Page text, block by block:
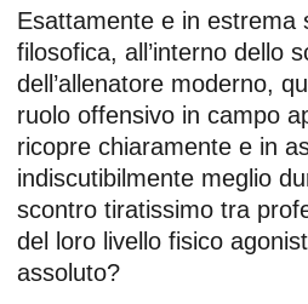
Esattamente e in estrema
filosofica, all’interno dello
dell’allenatore moderno,
ruolo offensivo in campo
ricopre chiaramente e in
indiscutibilmente meglio
scontro tiratissimo tra
del loro livello fisico
assoluto?